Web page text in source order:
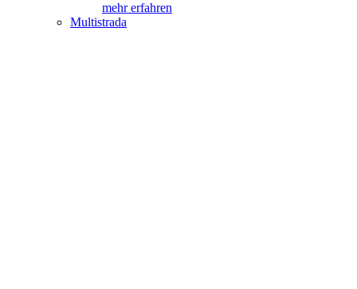
mehr erfahren
Multistrada